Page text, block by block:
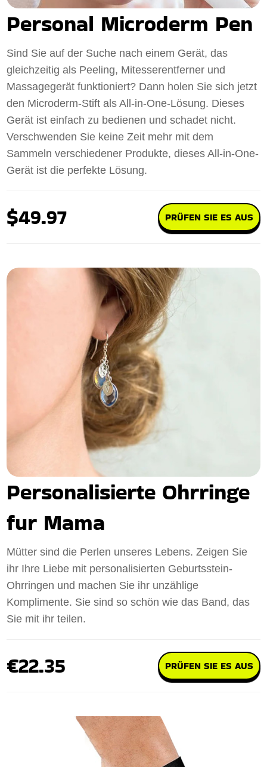
Personal Microderm Pen
Sind Sie auf der Suche nach einem Gerät, das
gleichzeitig als Peeling, Mitesserentferner und
Massagegerät funktioniert? Dann holen Sie sich jetzt
den Microderm-Stift als All-in-One-Lösung. Dieses
Gerät ist einfach zu bedienen und schadet nicht.
Verschwenden Sie keine Zeit mehr mit dem
Sammeln verschiedener Produkte, dieses All-in-One-
Gerät ist die perfekte Lösung.
$49.97 PRÜFEN SIE ES AUS
Personalisierte Ohrringe
fur Mama
Mütter sind die Perlen unseres Lebens. Zeigen Sie
ihr Ihre Liebe mit personalisierten Geburtsstein-
Ohrringen und machen Sie ihr unzählige
Komplimente. Sie sind so schön wie das Band, das
Sie mit ihr teilen.
€22.35 PRÜFEN SIE ES AUS